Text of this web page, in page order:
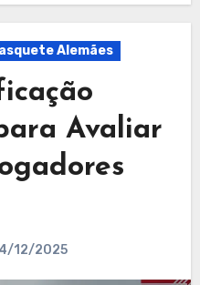
Alemães
Avaliar
12/2025